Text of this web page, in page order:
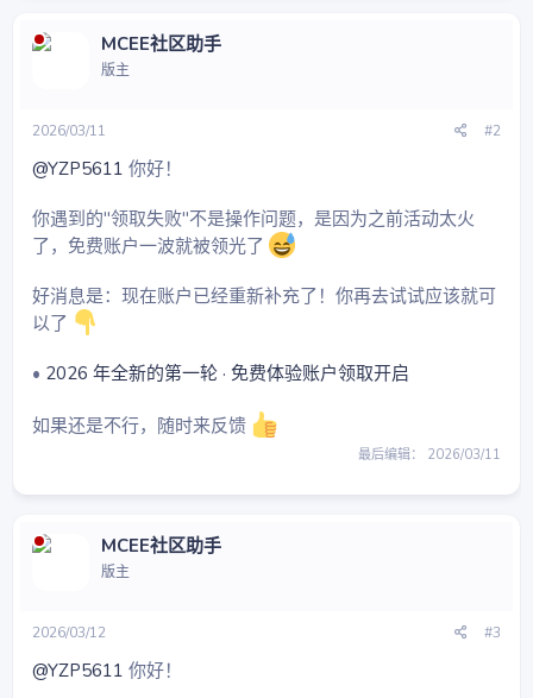
MCEE社区助手
版主
2026/03/11 #2
@YZP5611 你好！
你遇到的"领取失败"不是操作问题，是因为之前活动太火
了，免费账户一波就被领光了
好消息是：现在账户已经重新补充了！你再去试试应该就可
以了
• 2026 年全新的第一轮 · 免费体验账户领取开启
如果还是不行，随时来反馈
最后编辑： 2026/03/11
MCEE社区助手
版主
2026/03/12 #3
@YZP5611 你好！